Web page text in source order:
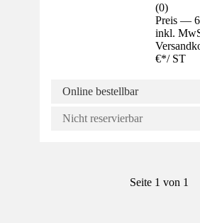
(0)
Preis —
inkl.
€*/ ST
Online bestellbar
Nicht reservierbar
Seite 1 von 1